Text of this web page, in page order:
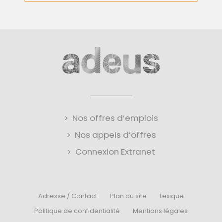
Nos offres d’emplois
Nos appels d’offres
Connexion Extranet
Adresse / Contact Plan du site
Lexique
Politique de confidentialité
Mentions légales